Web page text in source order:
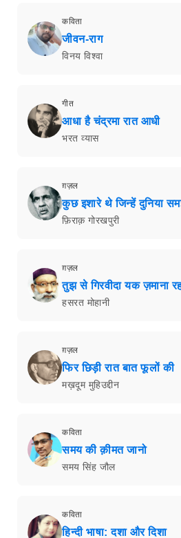
कविता
जीवन-राग
विनय विश्वा
गीत
आधा है चंद्रमा रात आधी
भरत व्यास
ग़ज़ल
कुछ इशारे थे जिन्हें दुनिया
फ़िराक़ गोरखपुरी
ग़ज़ल
तुझ से गिरवीदा यक ज़माना
हसरत मोहानी
ग़ज़ल
फिर छिड़ी रात बात फूलों की
मख़दूम मुहिउद्दीन
कविता
समय की क़ीमत जानो
समय सिंह जौल
कविता
हिन्दी भाषा: दशा और दिशा